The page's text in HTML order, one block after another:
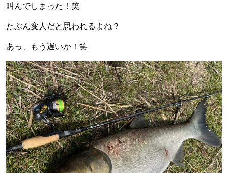
叫んでしまった！笑
たぶん変人だと思われるよね？
あっ、もう遅いか！笑